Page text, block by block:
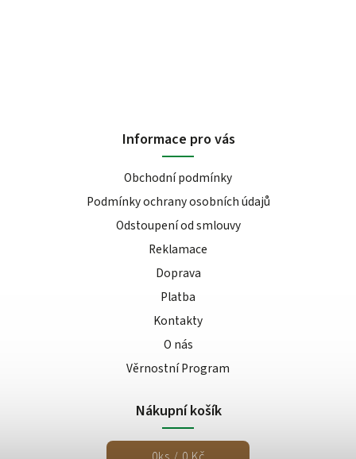
Informace pro vás
Obchodní podmínky
Podmínky ochrany osobních údajů
Odstoupení od smlouvy
Reklamace
Doprava
Platba
Kontakty
O nás
Věrnostní Program
Nákupní košík